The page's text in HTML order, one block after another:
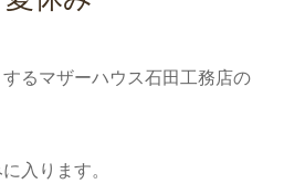
るマザーハウス石田工務店の
入ります。